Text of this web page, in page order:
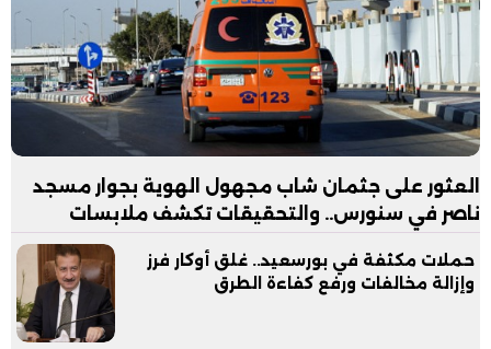
العثور على جثمان شاب مجهول الهوية بجوار مسجد
ناصر في سنورس.. والتحقيقات تكشف ملابسات
حملات مكثفة في بورسعيد.. غلق أوكار فرز
وإزالة مخالفات ورفع كفاءة الطرق